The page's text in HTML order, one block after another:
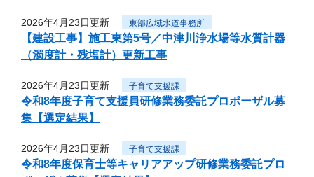
2026年4月23日更新 東部広域水道事務所
【建設工事】施工東第5号／中津川浄水場等水質計器
（濁度計・残塩計）更新工事
2026年4月23日更新 子育て支援課
令和8年度子育て支援員研修業務委託プロポーザル募
集【選定結果】
2026年4月23日更新 子育て支援課
令和8年度保育士等キャリアアップ研修業務委託プロ